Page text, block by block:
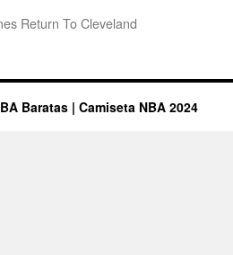
Return To Cleveland
Baratas | Camiseta NBA 2024